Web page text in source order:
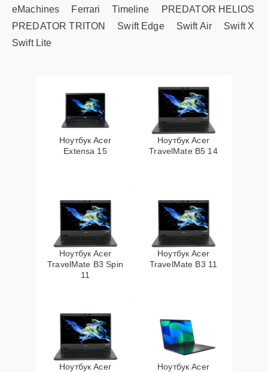
eMachines Ferrari Timeline
PREDATOR HELIOS
PREDATOR TRITON
Swift Edge Swift Air
Swift X
Swift Lite
Ноутбук Acer
Extensa 15
Ноутбук Acer
TravelMate B5 14
Ноутбук Acer
TravelMate B3 Spin
11
Ноутбук Acer
TravelMate B3 11
Ноутбук Acer
Ноутбук Acer